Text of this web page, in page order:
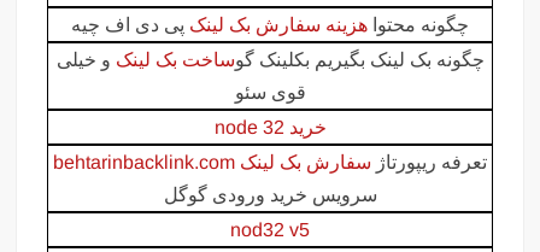
چگونه محتوا هزینه سفارش بک لینک پی دی اف چیه
چگونه بک لینک بگیریم بکلینک گوساخت بک لینک و خیلی
قوی سئو
خرید node 32
تعرفه ریپورتاژ سفارش بک لینک behtarinbacklink.com
سرویس خرید ورودی گوگل
nod32 v5